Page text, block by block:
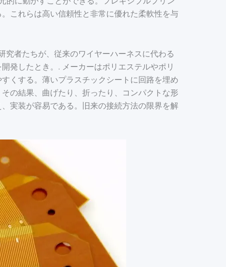
これらは高い信頼性と非常に優れた柔軟性を与
究者たちが、従来のワイヤーハーネスに代わる
発したとき。 . メーカーはポリエステルやポリ
くする。薄いプラスチックシートに回路を埋め
の結果、曲げたり、折ったり、コンパクトな形
実装が容易である。旧来の接続方法の限界を解